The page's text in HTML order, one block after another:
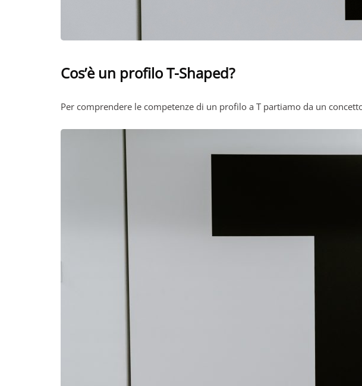
Cos’è un profilo T-Shaped?
Per comprendere le competenze di un profilo a T partiamo da un